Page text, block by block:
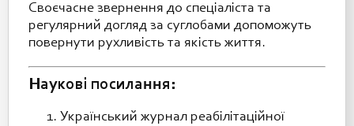
Своєчасне звернення до спеціаліста та
регулярний догляд за суглобами допоможуть
повернути рухливість та якість життя.
Наукові посилання:
Український журнал реабілітаційної